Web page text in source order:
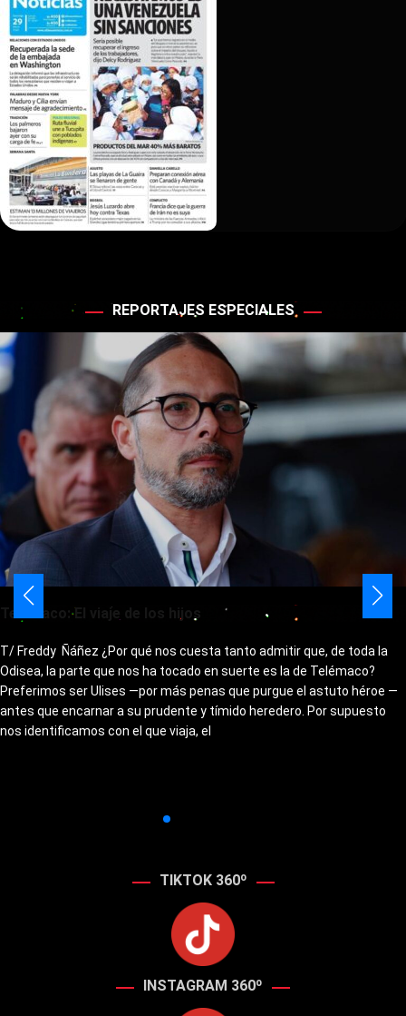
REPORTAJES ESPECIALES
Telémaco: El viaje de los hijos
T/ Freddy Ñáñez ¿Por qué nos cuesta tanto admitir que, de toda la
Odisea, la parte que nos ha tocado en suerte es la de Telémaco?
Preferimos ser Ulises —por más penas que purgue el astuto héroe —
antes que encarnar a su prudente y tímido heredero. Por supuesto
nos identificamos con el que viaja, el
TIKTOK 360º
INSTAGRAM 360º